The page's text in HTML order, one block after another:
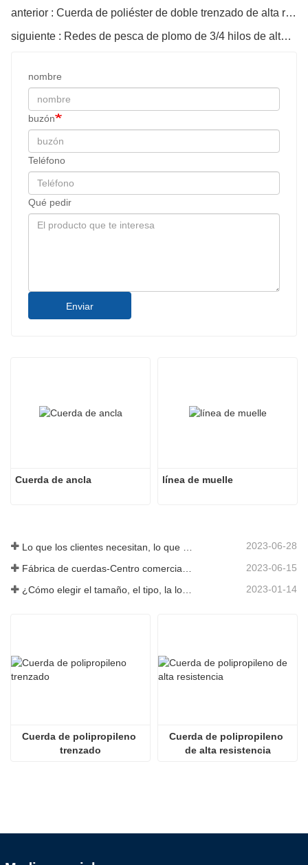
anterior : Cuerda de poliéster de doble trenzado de alta resistencia
siguiente : Redes de pesca de plomo de 3/4 hilos de alta tenacidad Cuerda de PP PE
nombre
buzón
Teléfono
Qué pedir
Enviar
Cuerda de ancla línea de muelle
2023-06-28
2023-06-15
¿Cómo elegir el tamaño, el tipo, la longitud y más de una cuerda de anclaje? 2023-01-14
Cuerda de polipropileno
trenzado
Cuerda de polipropileno
de alta resistencia